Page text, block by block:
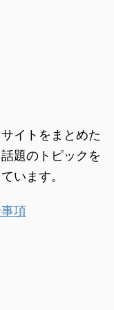
イトをまとめた
題のトピックを
います。
項